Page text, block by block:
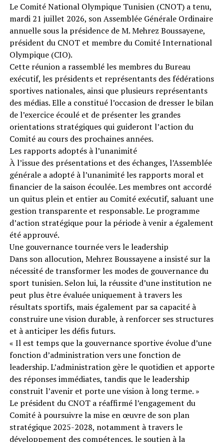
Le Comité National Olympique Tunisien (CNOT) a tenu,
mardi 21 juillet 2026, son Assemblée Générale Ordinaire
annuelle sous la présidence de M. Mehrez Boussayene,
président du CNOT et membre du Comité International
Olympique (CIO).
Cette réunion a rassemblé les membres du Bureau
exécutif, les présidents et représentants des fédérations
sportives nationales, ainsi que plusieurs représentants
des médias. Elle a constitué l’occasion de dresser le bilan
de l’exercice écoulé et de présenter les grandes
orientations stratégiques qui guideront l’action du
Comité au cours des prochaines années.
Les rapports adoptés à l’unanimité
À l’issue des présentations et des échanges, l’Assemblée
générale a adopté à l’unanimité les rapports moral et
financier de la saison écoulée. Les membres ont accordé
un quitus plein et entier au Comité exécutif, saluant une
gestion transparente et responsable. Le programme
d’action stratégique pour la période à venir a également
été approuvé.
Une gouvernance tournée vers le leadership
Dans son allocution, Mehrez Boussayene a insisté sur la
nécessité de transformer les modes de gouvernance du
sport tunisien. Selon lui, la réussite d’une institution ne
peut plus être évaluée uniquement à travers les
résultats sportifs, mais également par sa capacité à
construire une vision durable, à renforcer ses structures
et à anticiper les défis futurs.
« Il est temps que la gouvernance sportive évolue d’une
fonction d’administration vers une fonction de
leadership. L’administration gère le quotidien et apporte
des réponses immédiates, tandis que le leadership
construit l’avenir et porte une vision à long terme. »
Le président du CNOT a réaffirmé l’engagement du
Comité à poursuivre la mise en œuvre de son plan
stratégique 2025-2028, notamment à travers le
développement des compétences, le soutien à la